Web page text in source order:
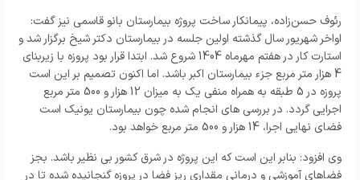
رئوف حسن‌زاده، پیمانکار ساخت پروژه بیمارستان بانو قاسمی نیز گفت:
اواخر شهریور سال گذشته اولین جلسه در بیمارستان دکتر شیخ برگزار شد و
استارت کار در هفتم مهرماه 1404 شروع شد. ابتدا قرار بود پروزه با زیربنای
4 هزار متر مربع جزء بیمارستان اکبر باشد. اما اکنون تصمیم بر این است
پروزه در 5 طبقه به همراه منفی یک به میزان 12 هزار و 500 متر مربع
اجرایی گردد. در بررسی های انجام شده چون بیمارستان یونیک است
فضای نهایی اجرا، 14 هزار و 500 متر مربع خواهد بود.
وی افزود: بنابر این است که این پروژه در شرق کشور بی نظیر باشد. بجز
فضاهای آموزشی و درمانی مقداری ریز فضا در پروزه گنجانیده شده تا در